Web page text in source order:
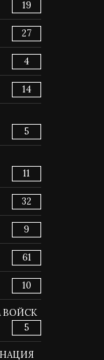
19
27
4
14
5
11
32
9
61
10
ВОЙСК
5